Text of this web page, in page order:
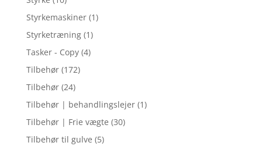
Styrkemaskiner (1)
Styrketræning (1)
Tasker - Copy (4)
Tilbehør (172)
Tilbehør (24)
Tilbehør | behandlingslejer (1)
Tilbehør | Frie vægte (30)
Tilbehør til gulve (5)